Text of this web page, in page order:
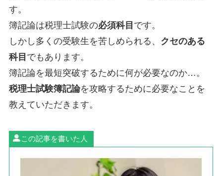
す。
簿記論は税理士試験の必須科目 です。
しかし多くの受験生を苦しめられる、 クセのある
科目 でもあります。
簿記論を最短突破するために何が必要なのか…。
税理士試験簿記論を攻略するために必要なことを
教えていただきます。
この記事を書いた人